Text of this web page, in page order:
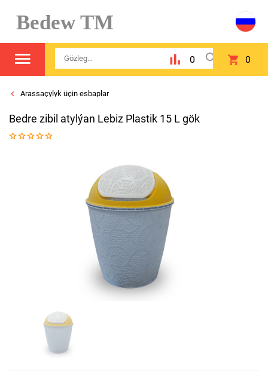
Bedew TM
0 0
Arassaçylyk üçin esbaplar
Bedre zibil atylýan Lebiz Plastik 15 L gök